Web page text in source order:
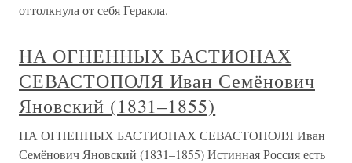
оттолкнула от себя Геракла.
НА ОГНЕННЫХ БАСТИОНАХ
СЕВАСТОПОЛЯ Иван Семёнович
Яновский (1831–1855)
НА ОГНЕННЫХ БАСТИОНАХ СЕВАСТОПОЛЯ Иван
Семёнович Яновский (1831–1855) Истинная Россия есть